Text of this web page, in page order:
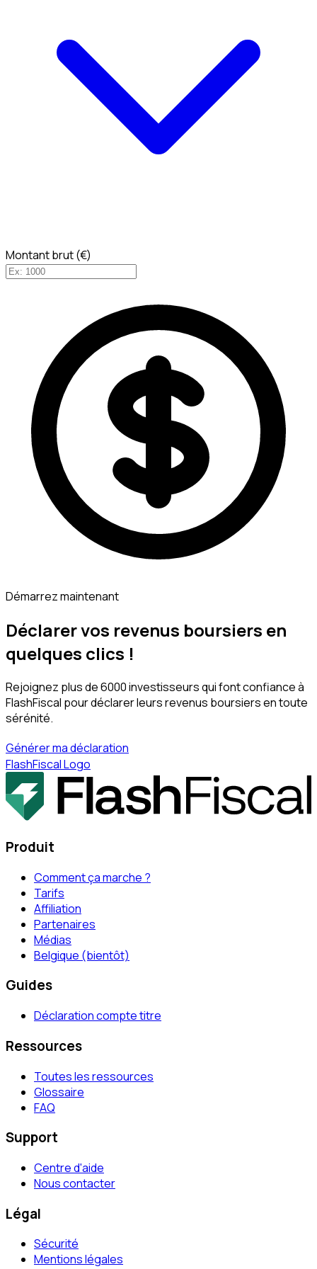
Montant brut (€)
Démarrez maintenant
Déclarer vos revenus boursiers en
quelques clics !
Rejoignez plus de 6000 investisseurs qui font confiance à
FlashFiscal pour déclarer leurs revenus boursiers en toute
sérénité.
Générer ma déclaration
FlashFiscal Logo
Produit
Comment ça marche ?
Tarifs
Affiliation
Partenaires
Médias
Belgique (bientôt)
Guides
Déclaration compte titre
Ressources
Toutes les ressources
Glossaire
FAQ
Support
Centre d'aide
Nous contacter
Légal
Sécurité
Mentions légales